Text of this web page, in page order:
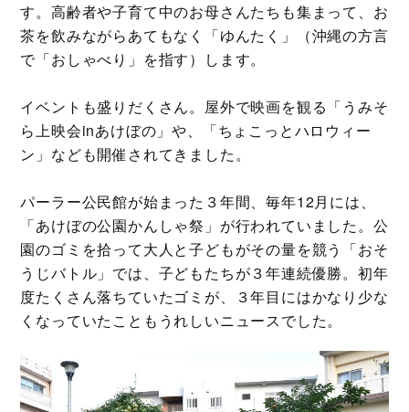
す。高齢者や子育て中のお母さんたちも集まって、お
茶を飲みながらあてもなく「ゆんたく」（沖縄の方言
で「おしゃべり」を指す）します。
イベントも盛りだくさん。屋外で映画を観る「うみそ
ら上映会inあけぼの」や、「ちょこっとハロウィー
ン」なども開催されてきました。
パーラー公民館が始まった３年間、毎年12月には、
「あけぼの公園かんしゃ祭」が行われていました。公
園のゴミを拾って大人と子どもがその量を競う「おそ
うじバトル」では、子どもたちが３年連続優勝。初年
度たくさん落ちていたゴミが、３年目にはかなり少な
くなっていたこともうれしいニュースでした。